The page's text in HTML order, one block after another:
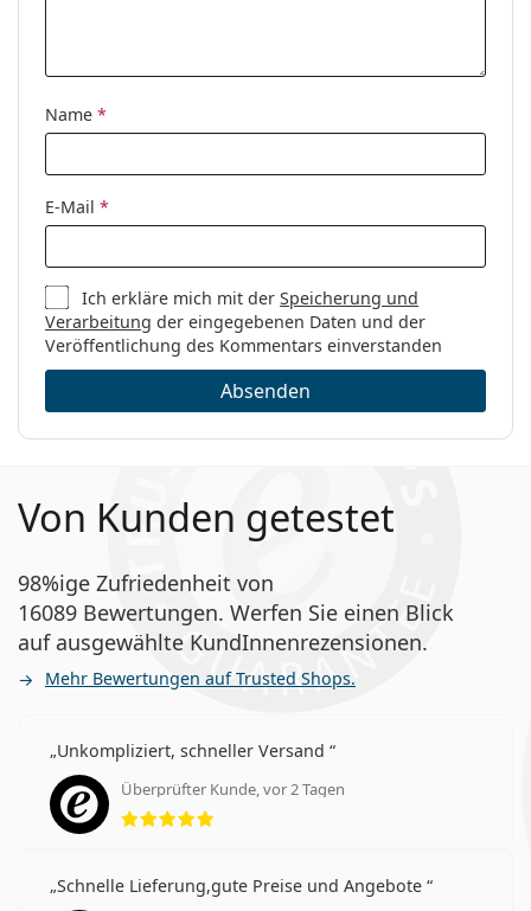
Code:
0VO5305B 2761 52
Name *
E-Mail *
Ich erkläre mich mit derSpeicherung und
Verarbeitung der eingegebenen Daten und der
Veröffentlichung des Kommentars einverstanden
Absenden
Von Kunden getestet
98%ige Zufriedenheit von
16089 Bewertungen. Werfen Sie einen Blick
auf ausgewählte KundInnenrezensionen.
Mehr Bewertungen auf Trusted Shops.
Unkompliziert, schneller Versand
Überprüfter Kunde, vor 2 Tagen
Bewertung 5 aus 5
Schnelle Lieferung,gute Preise und Angebote